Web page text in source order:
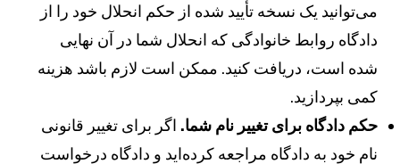
می‌توانید یک نسخه تأیید شده از حکم انحلال خود را از
دادگاه روابط خانوادگی که انحلال شما در آن نهایی
شده است، دریافت کنید. ممکن است لازم باشد هزینه
کمی بپردازید.
حکم دادگاه برای تغییر نام شما.اگر برای تغییر قانونی
نام خود به دادگاه مراجعه کرده‌اید و دادگاه درخواست